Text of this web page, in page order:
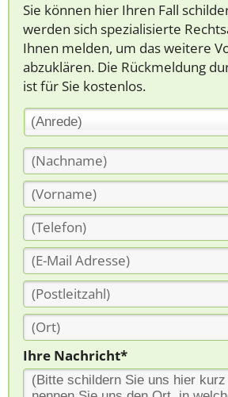
Sie können hier Ihren Fall
werden sich spezialisierte
Ihnen melden, um das weitere
abzuklären. Die Rückmeldung
ist für Sie kostenlos.
(Anrede)
Ihre Nachricht*